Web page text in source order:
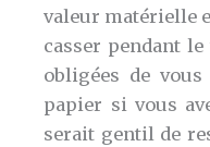
valeur matérielle
casser pendant le
obligées de
papier si vous
serait gentil de